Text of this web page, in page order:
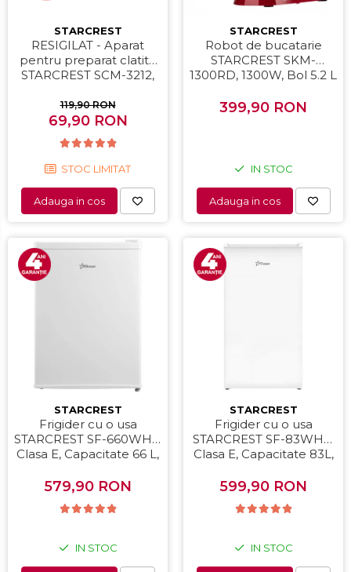
STARCREST
RESIGILAT - Aparat
pentru preparat clatite
STARCREST SCM-3212,
ceramic antiaderent, 30
cm, Inox / Negru
119,90 RON
69,90 RON
STOC LIMITAT
Adauga in cos
STARCREST
Robot de bucatarie
STARCREST SKM-
1300RD, 1300W, Bol 5.2 L
Viteze + Pulse, Angrenaje
metalice, Rosu
399,90 RON
IN STOC
Adauga in cos
STARCREST
Frigider cu o usa
STARCREST SF-660WHT,
Clasa E, Capacitate 66 L,
579,90 RON
IN STOC
STARCREST
Frigider cu o usa
STARCREST SF-83WHE,
Clasa E, Capacitate 83L,
Compartiment gheata, H
85 cm, Alb
599,90 RON
IN STOC